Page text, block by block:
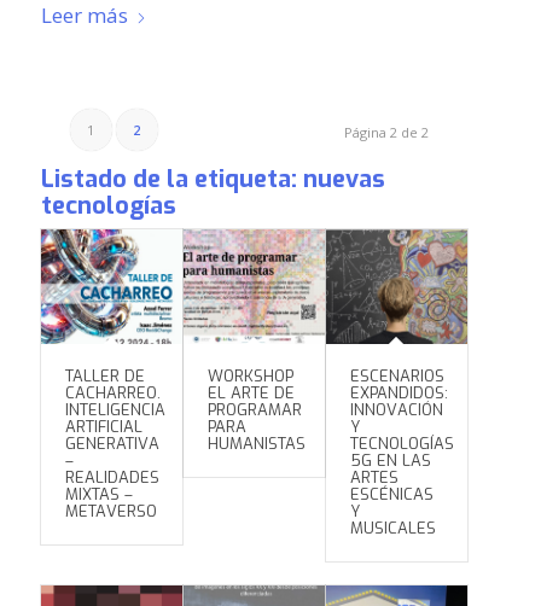
Leer más
Página 2 de 2
1 2
Listado de la etiqueta: nuevas
tecnologías
TALLER DE
CACHARREO.
INTELIGENCIA
ARTIFICIAL
GENERATIVA
–
REALIDADES
MIXTAS –
METAVERSO
WORKSHOP
EL ARTE DE
PROGRAMAR
PARA
HUMANISTAS
ESCENARIOS
EXPANDIDOS:
INNOVACIÓN
Y
TECNOLOGÍAS
5G EN LAS
ARTES
ESCÉNICAS
Y
MUSICALES